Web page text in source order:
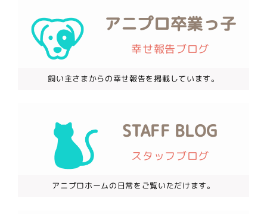
アニプロ卒業っ子
幸せ報告ブログ
飼い主さまからの幸せ報告を掲載しています。
STAFF BLOG
スタッフブログ
アニプロホームの日常をご覧いただけます。